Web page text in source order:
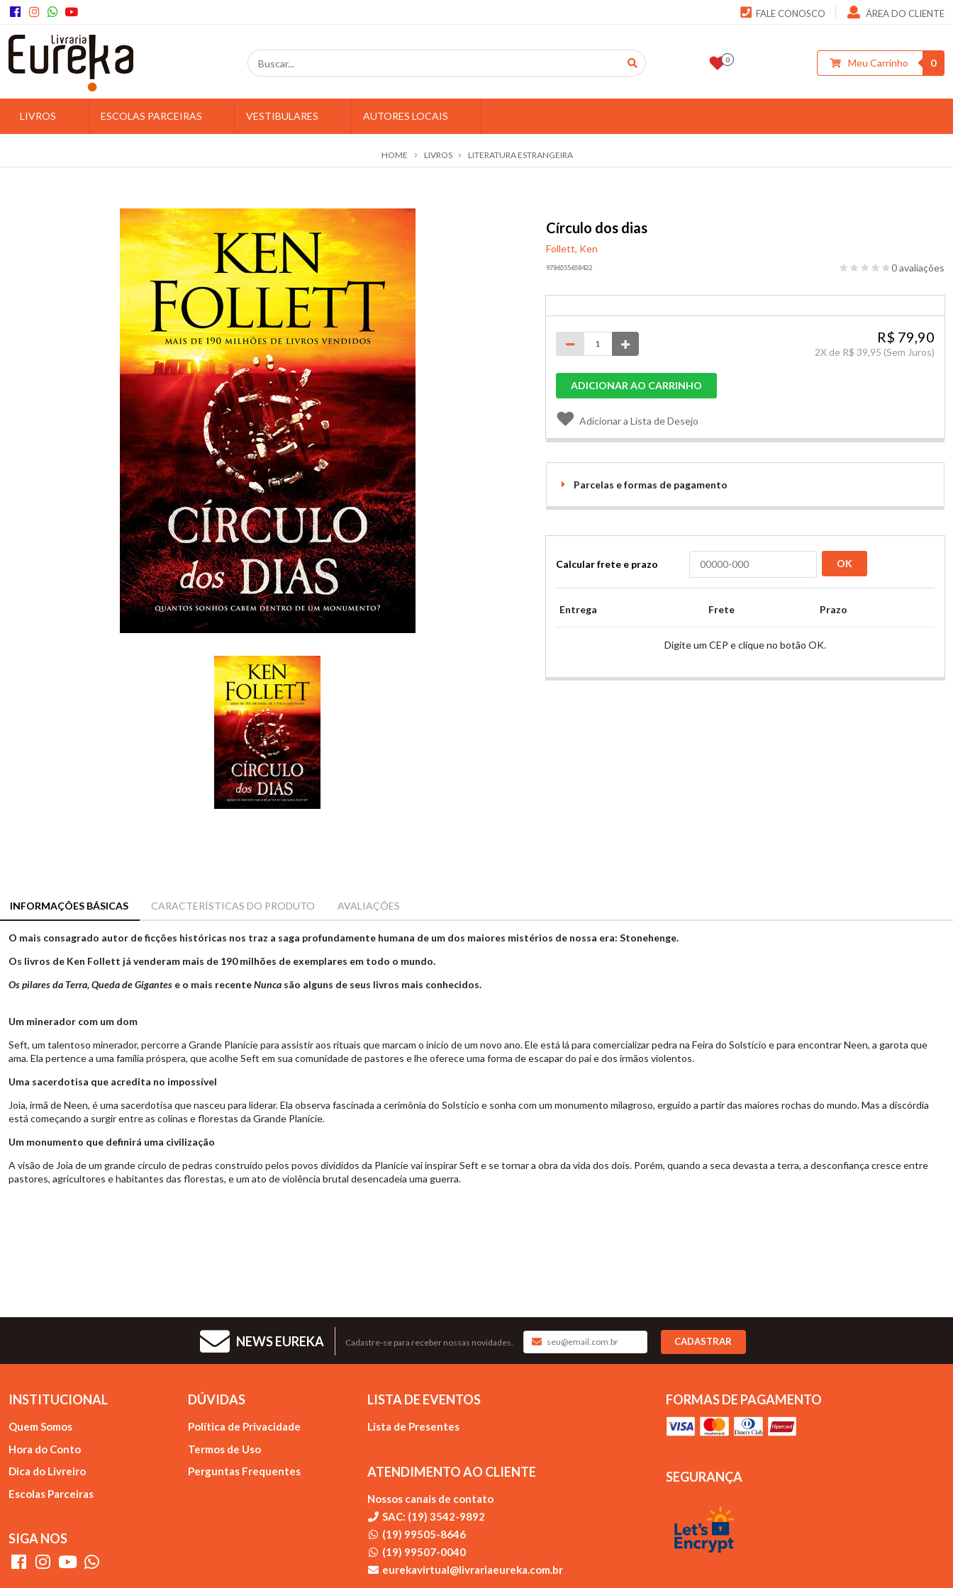
FALE CONOSCO ÁREA DO CLIENTE
0 Meu Carrinho 0
LIVROS ESCOLAS PARCEIRAS VESTIBULARES AUTORES LOCAIS
HOME LIVROS LITERATURA ESTRANGEIRA
Círculo dos dias
Follett, Ken
9786555658422 0 avaliações
R$ 79,90
2X de R$ 39,95 (Sem Juros)
ADICIONAR AO CARRINHO
Adicionar a Lista de Desejo
Parcelas e formas de pagamento
Calcular frete e prazo OK
Entrega Frete Prazo
Digite um CEP e clique no botão OK.
INFORMAÇÕES BÁSICAS CARACTERÍSTICAS DO PRODUTO AVALIAÇÕES
O mais consagrado autor de ficções históricas nos traz a saga profundamente humana de um dos maiores mistérios de nossa era: Stonehenge.
Os livros de Ken Follett já venderam mais de 190 milhões de exemplares em todo o mundo.
Os pilares da Terra, Queda de Gigantes e o mais recenteNunca são alguns de seus livros mais conhecidos.
Um minerador com um dom
Seft, um talentoso minerador, percorre a Grande Planície para assistir aos rituais que marcam o início de um novo ano. Ele está lá para comercializar pedra na Feira do Solstício e para encontrar Neen, a garota que
ama. Ela pertence a uma família próspera, que acolhe Seft em sua comunidade de pastores e lhe oferece uma forma de escapar do pai e dos irmãos violentos.
Uma sacerdotisa que acredita no impossível
Joia, irmã de Neen, é uma sacerdotisa que nasceu para liderar. Ela observa fascinada a cerimônia do Solstício e sonha com um monumento milagroso, erguido a partir das maiores rochas do mundo. Mas a discórdia
está começando a surgir entre as colinas e florestas da Grande Planície.
Um monumento que definirá uma civilização
A visão de Joia de um grande círculo de pedras construído pelos povos divididos da Planície vai inspirar Seft e se tornar a obra da vida dos dois. Porém, quando a seca devasta a terra, a desconfiança cresce entre
pastores, agricultores e habitantes das florestas, e um ato de violência brutal desencadeia uma guerra.
NEWS EUREKA Cadastre-se para receber nossas novidades. CADASTRAR
INSTITUCIONAL
Quem Somos
Hora do Conto
Dica do Livreiro
Escolas Parceiras
DÚVIDAS
Política de Privacidade
Termos de Uso
Perguntas Frequentes
SIGA NOS
LISTA DE EVENTOS
Lista de Presentes
ATENDIMENTO AO CLIENTE
Nossos canais de contato
SAC: (19) 3542-9892
(19) 99505-8646
(19) 99507-0040
eurekavirtual@livrariaeureka.com.br
FORMAS DE PAGAMENTO
SEGURANÇA